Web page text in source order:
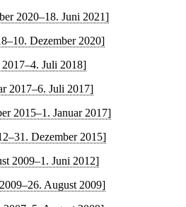
2020–18. Juni 2021]
Dezember 2020]
Juli 2018]
2017–6. Juli 2017]
2015–1. Januar 2017]
Dezember 2015]
2009–1. Juni 2012]
August 2009]